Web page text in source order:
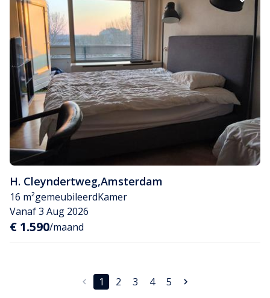
H. Cleyndertweg,Amsterdam
16 m²gemeubileerdKamer
Vanaf 3 Aug 2026
€ 1.590/maand
1 2 3 4 5